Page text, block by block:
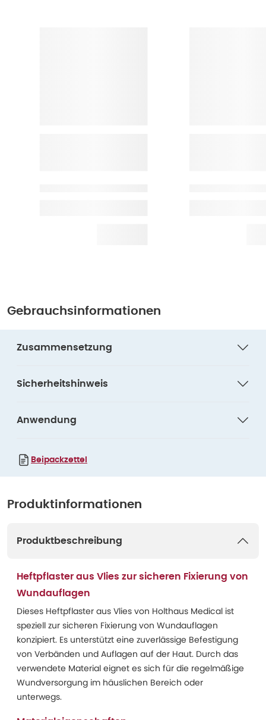
Gebrauchsinformationen
Zusammensetzung
Sicherheitshinweis
Anwendung
Beipackzettel
Produktinformationen
Produktbeschreibung
Heftpflaster aus Vlies zur sicheren Fixierung von
Wundauflagen
Dieses Heftpflaster aus Vlies von Holthaus Medical ist
speziell zur sicheren Fixierung von Wundauflagen
konzipiert. Es unterstützt eine zuverlässige Befestigung
von Verbänden und Auflagen auf der Haut. Durch das
verwendete Material eignet es sich für die regelmäßige
Wundversorgung im häuslichen Bereich oder
unterwegs.